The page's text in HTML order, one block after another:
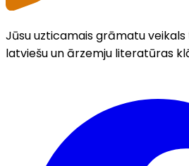
Jūsu uzticamais grāmatu veikals
latviešu un ārzemju literatūras